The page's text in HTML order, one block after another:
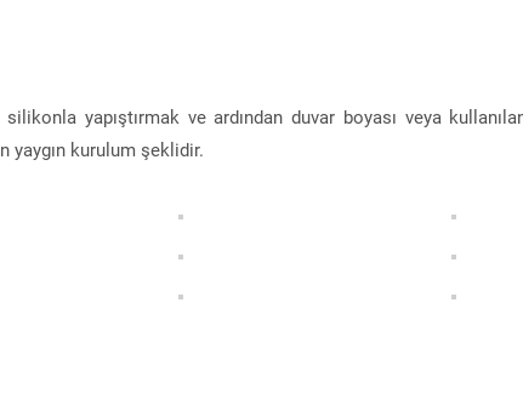
yapıştırmak ve ardından duvar boyası veya
yaygın kurulum şeklidir.